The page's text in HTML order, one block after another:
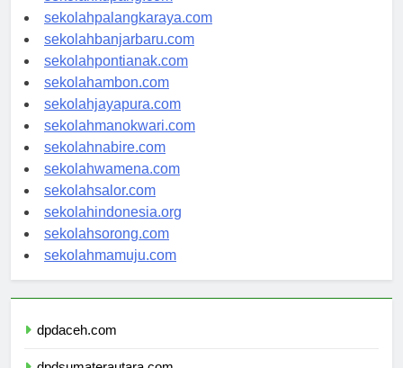
sekolahkupang.com
sekolahpalangkaraya.com
sekolahbanjarbaru.com
sekolahpontianak.com
sekolahambon.com
sekolahjayapura.com
sekolahmanokwari.com
sekolahnabire.com
sekolahwamena.com
sekolahsalor.com
sekolahindonesia.org
sekolahsorong.com